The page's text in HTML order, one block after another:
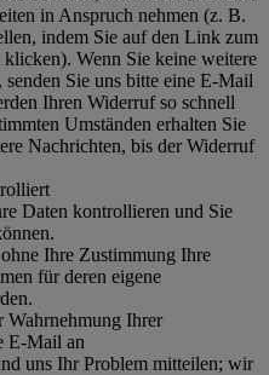
in Anspruch nehmen (z. B.
indem Sie auf den Link zum
Wenn Sie keine weitere
Sie uns bitte eine E-Mail
Ihren Widerruf so schnell
Umständen erhalten Sie
Nachrichten, bis der Widerruf
Daten kontrollieren und Sie
Ihre Zustimmung Ihre
für deren eigene
Wahrnehmung Ihrer
E-Mail an
uns Ihr Problem mitteilen; wir